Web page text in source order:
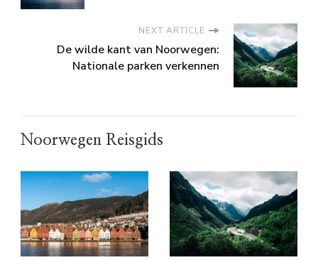
NEXT ARTICLE
De wilde kant van Noorwegen:
Nationale parken verkennen
Noorwegen Reisgids